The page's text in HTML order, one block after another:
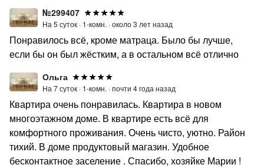
№299407
На 5 суток · 1-комн. ·около 3 лет назад
Понравилось всё, кроме матраца. Было бы лучше,
если бы он был жёстким, а в остальном всё отлично
Ольга
На 7 суток · 1-комн. ·почти 4 года назад
Квартира очень понравилась. Квартира в новом
многоэтажном доме. В квартире есть всё для
комфортного проживания. Очень чисто, уютно. Район
тихий. В доме продуктовый магазин. Удобное
бесконтактное заселение . Спасибо, хозяйке Марии !